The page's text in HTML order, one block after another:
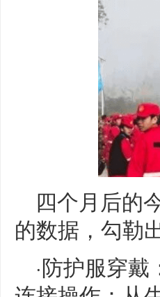
四个月后的
的数据，勾勒
·防护服穿